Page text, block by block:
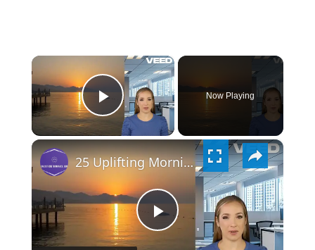
×
PLAY
VIDEO
Now Playing
×
PLAY
25 Uplifting Morning Prayers for Her